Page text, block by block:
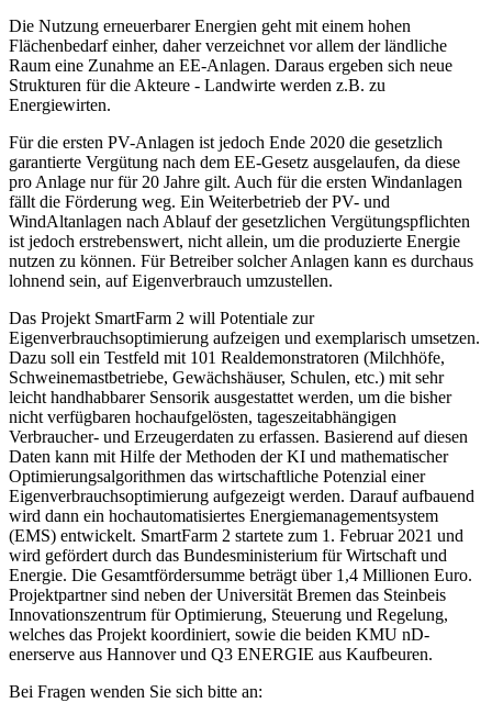
Die Nutzung erneuerbarer Energien geht mit einem hohen
Flächenbedarf einher, daher verzeichnet vor allem der ländliche
Raum eine Zunahme an EE-Anlagen. Daraus ergeben sich neue
Strukturen für die Akteure - Landwirte werden z.B. zu
Energiewirten.
Für die ersten PV-Anlagen ist jedoch Ende 2020 die gesetzlich
garantierte Vergütung nach dem EE-Gesetz ausgelaufen, da diese
pro Anlage nur für 20 Jahre gilt. Auch für die ersten Windanlagen
fällt die Förderung weg. Ein Weiterbetrieb der PV- und
WindAltanlagen nach Ablauf der gesetzlichen Vergütungspflichten
ist jedoch erstrebenswert, nicht allein, um die produzierte Energie
nutzen zu können. Für Betreiber solcher Anlagen kann es durchaus
lohnend sein, auf Eigenverbrauch umzustellen.
Das Projekt SmartFarm 2 will Potentiale zur
Eigenverbrauchsoptimierung aufzeigen und exemplarisch umsetzen.
Dazu soll ein Testfeld mit 101 Realdemonstratoren (Milchhöfe,
Schweinemastbetriebe, Gewächshäuser, Schulen, etc.) mit sehr
leicht handhabbarer Sensorik ausgestattet werden, um die bisher
nicht verfügbaren hochaufgelösten, tageszeitabhängigen
Verbraucher- und Erzeugerdaten zu erfassen. Basierend auf diesen
Daten kann mit Hilfe der Methoden der KI und mathematischer
Optimierungsalgorithmen das wirtschaftliche Potenzial einer
Eigenverbrauchsoptimierung aufgezeigt werden. Darauf aufbauend
wird dann ein hochautomatisiertes Energiemanagementsystem
(EMS) entwickelt. SmartFarm 2 startete zum 1. Februar 2021 und
wird gefördert durch das Bundesministerium für Wirtschaft und
Energie. Die Gesamtfördersumme beträgt über 1,4 Millionen Euro.
Projektpartner sind neben der Universität Bremen das Steinbeis
Innovationszentrum für Optimierung, Steuerung und Regelung,
welches das Projekt koordiniert, sowie die beiden KMU nD-
enerserve aus Hannover und Q3 ENERGIE aus Kaufbeuren.
Bei Fragen wenden Sie sich bitte an: